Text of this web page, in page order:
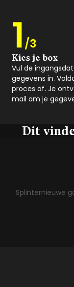
1 /3
Kies je box
Vul de
gegevens in.
proces af. Je
mail om je
Dit
Splinternieuwe